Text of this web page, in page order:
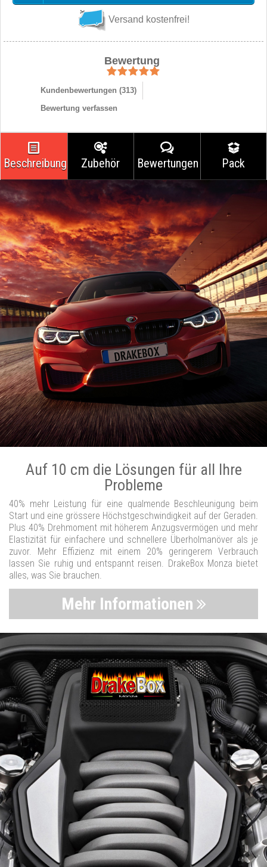
Versand kostenfrei!
Bewertung
Kundenbewertungen (313)
Bewertung verfassen
Beschreibung Zubehör Bewertungen Pack
Auf 10 cm die Lösungen für all Ihre
Probleme
40% mehr Leistung für eine qualmende Beschleunigung beim
Start und eine grössere Höchstgeschwindigkeit auf der Geraden.
Plus 40% Drehmoment mit höherem Anzugsvermögen und mehr
Elastizität für einfachere und schnellere Überholmanöver als je
zuvor. Mehr Effizienz mit einem 20% geringerem Verbrauch
lassen Sie ruhig und entspannt reisen. DrakeBox Monza bietet
alles, was Sie brauchen.
Mehr Informationen